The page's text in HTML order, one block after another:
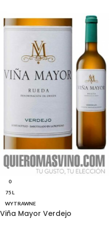
0
75 L
WYTRAWNE
Viña Mayor Verdejo